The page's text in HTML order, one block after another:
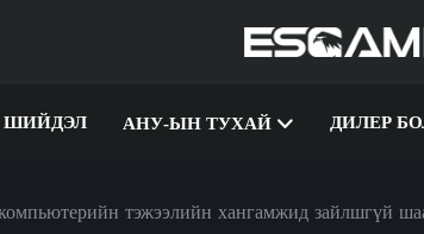
ШИЙДЭЛ АНУ-ЫН ТУХАЙ ДИЛЕР
тэжээлийн хангамжид зайлшгүй